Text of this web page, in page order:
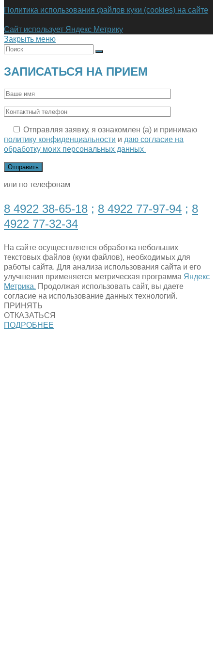
Политика использования файлов куки (cookies) на сайте
Сайт использует Яндекс Метрику
Закрыть меню
ЗАПИСАТЬСЯ НА ПРИЕМ
Отправляя заявку, я ознакомлен (а) и принимаю
политику конфиденциальности и даю согласие на
обработку моих персональных данных
или по телефонам
8 4922 38-65-18 ; 8 4922 77-97-94 ; 8
4922 77-32-34
На сайте осуществляется обработка небольших
текстовых файлов (куки файлов), необходимых для
работы сайта. Для анализа использования сайта и его
улучшения применяется метрическая программа Яндекс
Метрика. Продолжая использовать сайт, вы даете
согласие на использование данных технологий.
ПРИНЯТЬ
ОТКАЗАТЬСЯ
ПОДРОБНЕЕ